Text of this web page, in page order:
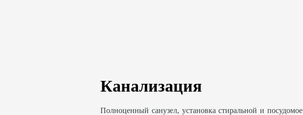
Канализация
Полноценный санузел, установка стиральной и